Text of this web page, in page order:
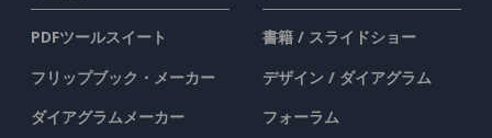
PDFツールスイート
フリップブック・メーカー
ダイアグラムメーカー
書籍 / スライドショー
デザイン / ダイアグラム
フォーラム